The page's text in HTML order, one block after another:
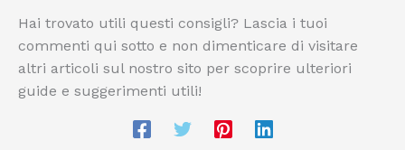
Hai trovato utili questi consigli? Lascia i tuoi
commenti qui sotto e non dimenticare di visitare
altri articoli sul nostro sito per scoprire ulteriori
guide e suggerimenti utili!